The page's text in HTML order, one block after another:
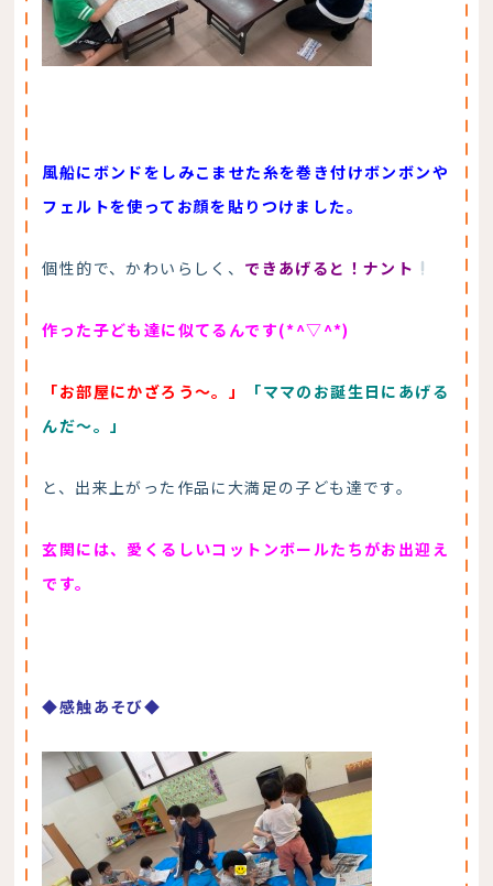
風船にボンドをしみこませた糸を巻き付けボンボンや
フェルトを使ってお顔を貼りつけました。
個性的で、かわいらしく、 できあげると！ナント
作った子ども達に似てるんです(*^▽^*)
「お部屋にかざろう～。」
「ママのお誕生日にあげる
んだ～。」
と、出来上がった作品に大満足の子ども達です。
玄関には、愛くるしいコットンボールたちがお出迎え
です。
◆感触あそび◆